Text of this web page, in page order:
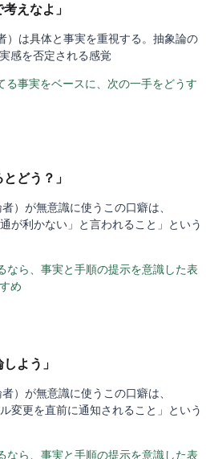
えなよ 」
）は具体と事実を重視する。抽象論の
感を否定される感覚
る事実をベースに、次の一手をどうす
どう？ 」
）が無意識に使うこの口癖は、
が利かない」と言われること」という
なら、事実と手順の提示を意識した表
め
よう 」
）が無意識に使うこの口癖は、
変更を直前に通知されること」という
なら、事実と手順の提示を意識した表